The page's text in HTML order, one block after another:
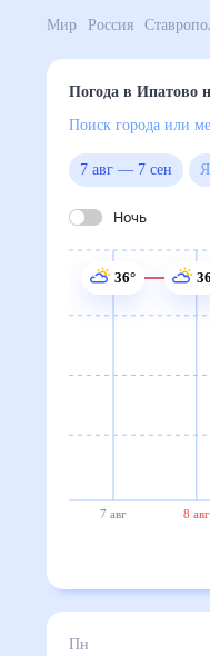
Мир Россия
Погода в
Поиск города
7 авг—7 сен
Ночь
7 авг 8 авг
36°
Пн